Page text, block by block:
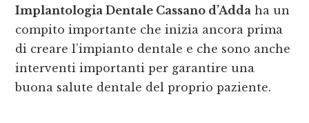
Implantologia Dentale Cassano d’Adda ha un
compito importante che inizia ancora prima
di creare l’impianto dentale e che sono anche
interventi importanti per garantire una
buona salute dentale del proprio paziente.